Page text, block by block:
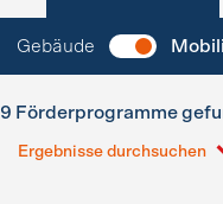
Gebäude
9 Förderprogramme
Ergebnisse durchsuchen